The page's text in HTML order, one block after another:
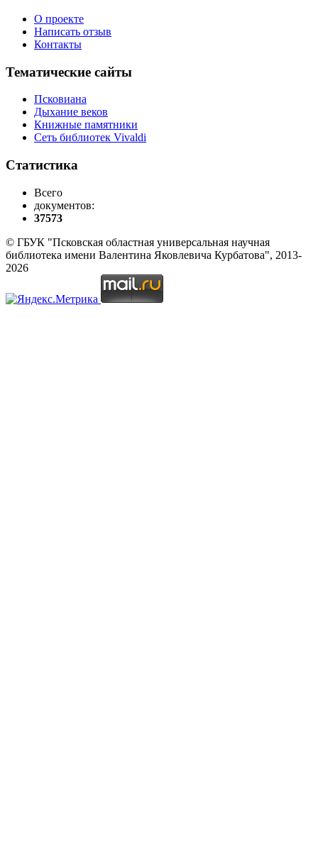
О проекте
Написать отзыв
Контакты
Тематические сайты
Псковиана
Дыхание веков
Книжные памятники
Сеть библиотек Vivaldi
Статистика
Всего
документов:
37573
© ГБУК "Псковская областная универсальная научная
библиотека имени Валентина Яковлевича Курбатова", 2013-
2026